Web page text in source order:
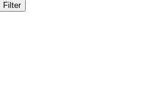
Filter